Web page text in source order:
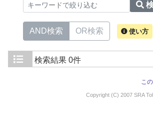
AND検索 OR検索 使い方
検索結果 0件
こ
Copyright (C) 2007 SRA